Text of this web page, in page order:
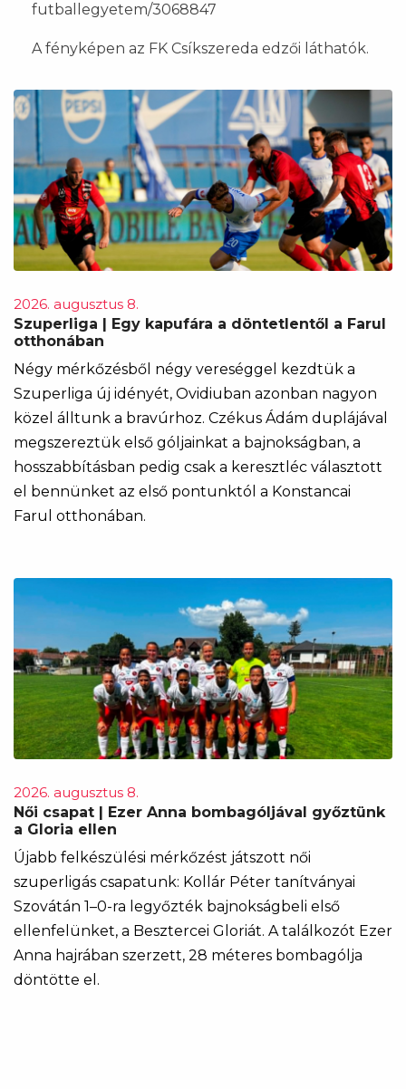
futballegyetem/3068847
A fényképen az FK Csíkszereda edzői láthatók.
2026. augusztus 8.
Szuperliga | Egy kapufára a döntetlentől a Farul
otthonában
Négy mérkőzésből négy vereséggel kezdtük a
Szuperliga új idényét, Ovidiuban azonban nagyon
közel álltunk a bravúrhoz. Czékus Ádám duplájával
megszereztük első góljainkat a bajnokságban, a
hosszabbításban pedig csak a keresztléc választott
el bennünket az első pontunktól a Konstancai
Farul otthonában.
2026. augusztus 8.
Női csapat | Ezer Anna bombagóljával győztünk
a Gloria ellen
Újabb felkészülési mérkőzést játszott női
szuperligás csapatunk: Kollár Péter tanítványai
Szovátán 1–0-ra legyőzték bajnokságbeli első
ellenfelünket, a Besztercei Gloriát. A találkozót Ezer
Anna hajrában szerzett, 28 méteres bombagólja
döntötte el.